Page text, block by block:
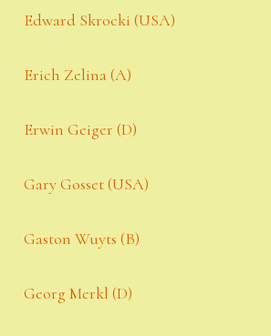
Edward Skrocki (USA)
Erich Zelina (A)
Erwin Geiger (D)
Gary Gosset (USA)
Gaston Wuyts (B)
Georg Merkl (D)